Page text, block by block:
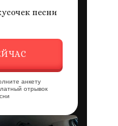
песни
анкету
отрывок